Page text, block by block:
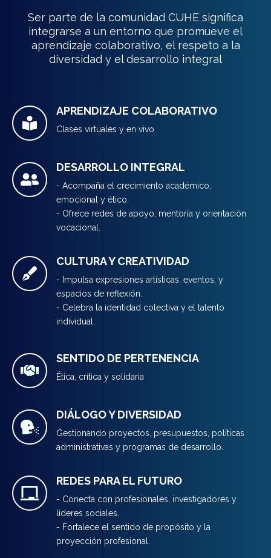
Ser parte de la comunidad CUHE significa
integrarse a un entorno que promueve el
aprendizaje colaborativo, el respeto a la
diversidad y el desarrollo integral
APRENDIZAJE COLABORATIVO
Clases virtuales y en vivo
DESARROLLO INTEGRAL
- Acompaña el crecimiento académico,
emocional y ético.
- Ofrece redes de apoyo, mentoría y orientación
vocacional.
CULTURA Y CREATIVIDAD
- Impulsa expresiones artísticas, eventos, y
espacios de reflexión.
- Celebra la identidad colectiva y el talento
individual.
SENTIDO DE PERTENENCIA
Ética, crítica y solidaria
DIÁLOGO Y DIVERSIDAD
Gestionando proyectos, presupuestos, políticas
administrativas y programas de desarrollo.
REDES PARA EL FUTURO
- Conecta con profesionales, investigadores y
líderes sociales.
- Fortalece el sentido de propósito y la
proyección profesional.